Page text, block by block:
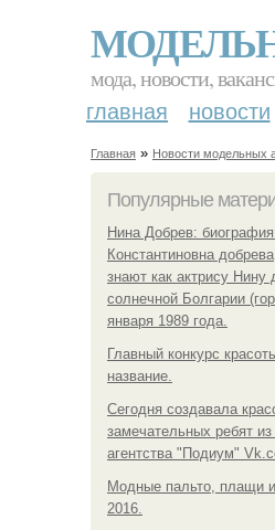
мода, новости,
главная новости
Главная » Новости модельных
Популярные
Нина Добрев:
Константиновна
знают как актрису Нину
солнечной Болгарии
января 1989 года.
Главный конкурс
название.
Сегодня создавала
замечательных ребят
агентства "Подиум"
Модные пальто, плащи
2016.